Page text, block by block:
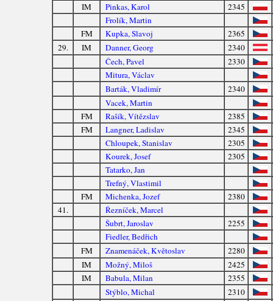
IM
Pinkas, Karol
2345
Frolík, Martin
FM
Kupka, Slavoj
2365
29.
IM Danner, Georg
2340
Čech, Pavel
2330
Mitura, Václav
Barták, Vladimír
2340
Vacek, Martin
FM
Rašík, Vítězslav
2385
FM
Langner, Ladislav
2345
Chloupek, Stanislav
2305
Kourek, Josef
2305
Tatarko, Jan
Trefný, Vlastimil
FM
Michenka, Jozef
2380
41.
Řezníček, Marcel
Šubrt, Jaroslav
2255
Fiedler, Bedřich
FM
Znamenáček, Květoslav
2280
IM
Možný, Miloš
2425
IM
Babula, Milan
2355
Stýblo, Michal
2310